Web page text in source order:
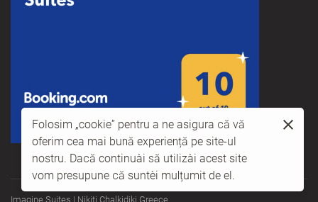
Imagine Suites | Nikiti Chalkidiki Greece
Folosim „cookie” pentru a ne asigura că vă
oferim cea mai bună experiență pe site-ul
nostru. Dacă continuați să utilizați acest site
vom presupune că sunteți mulțumit de el.